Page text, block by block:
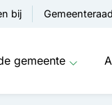
bij Gemeenteraad
gemeente